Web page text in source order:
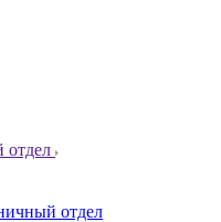
отдел
отдел